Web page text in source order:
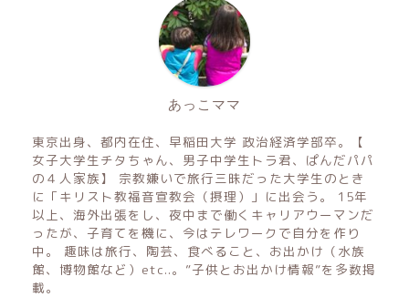
あっこママ
東京出身、都内在住、早稲田大学 政治経済学部卒。【
女子大学生チタちゃん、男子中学生トラ君、ぱんだパパ
の４人家族】 宗教嫌いで旅行三昧だった大学生のとき
に「キリスト教福音宣教会（摂理）」に出会う。 15年
以上、海外出張をし、夜中まで働くキャリアウーマンだ
ったが、子育てを機に、今はテレワークで自分を作り
中。 趣味は旅行、陶芸、食べること、お出かけ（水族
館、博物館など）etc..。”子供とお出かけ情報”を多数掲
載。